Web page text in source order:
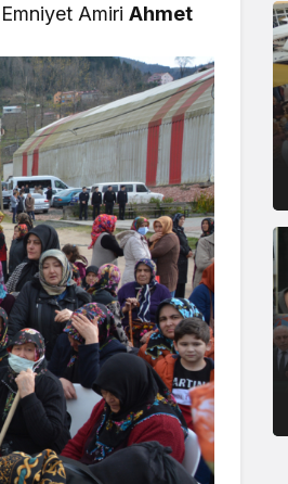
Emniyet AmiriAhmet